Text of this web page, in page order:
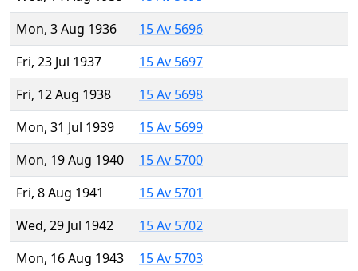
Mon, 3 Aug 1936
15 Av 5696
Fri, 23 Jul 1937
15 Av 5697
Fri, 12 Aug 1938
15 Av 5698
Mon, 31 Jul 1939
15 Av 5699
Mon, 19 Aug 1940
15 Av 5700
Fri, 8 Aug 1941
15 Av 5701
Wed, 29 Jul 1942
15 Av 5702
Mon, 16 Aug 1943
15 Av 5703